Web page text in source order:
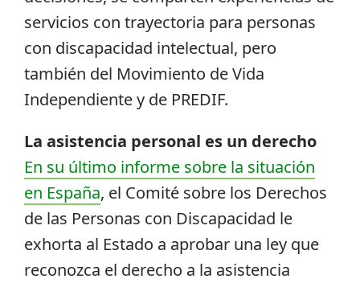
servicios con trayectoria para personas
con discapacidad intelectual, pero
también del Movimiento de Vida
Independiente y de PREDIF.
La asistencia personal es un derecho
En su último informe sobre la situación
en España, el Comité sobre los Derechos
de las Personas con Discapacidad le
exhorta al Estado a aprobar una ley que
reconozca el derecho a la asistencia